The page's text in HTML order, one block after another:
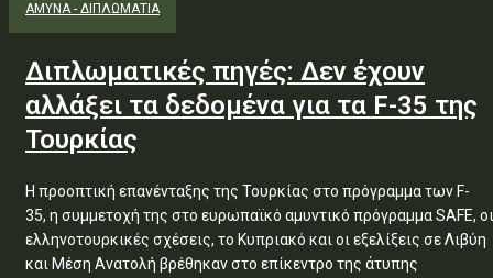
ΑΜΥΝΑ - ΔΙΠΛΩΜΑΤΙΑ
Διπλωματικές πηγές: Δεν έχουν
αλλάξει τα δεδομένα για τα F-35 της
Τουρκίας
Η προοπτική επανένταξης της Τουρκίας στο πρόγραμμα των F-
35, η συμμετοχή της στο ευρωπαϊκό αμυντικό πρόγραμμα SAFE, οι
ελληνοτουρκικές σχέσεις, το Κυπριακό και οι εξελίξεις σε Λιβύη
και Μέση Ανατολή βρέθηκαν στο επίκεντρο της άτυπης